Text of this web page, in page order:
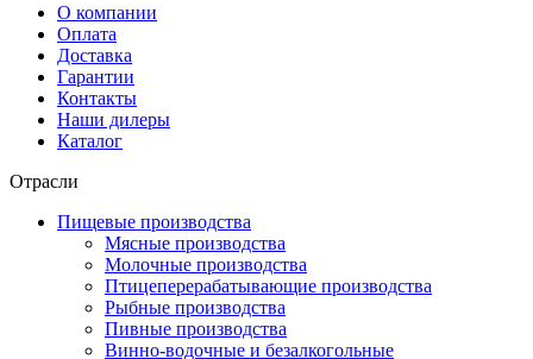
О компании
Оплата
Доставка
Гарантии
Контакты
Наши дилеры
Каталог
Отрасли
Пищевые производства
Мясные производства
Молочные производства
Птицеперерабатывающие производства
Рыбные производства
Пивные производства
Винно-водочные и безалкогольные